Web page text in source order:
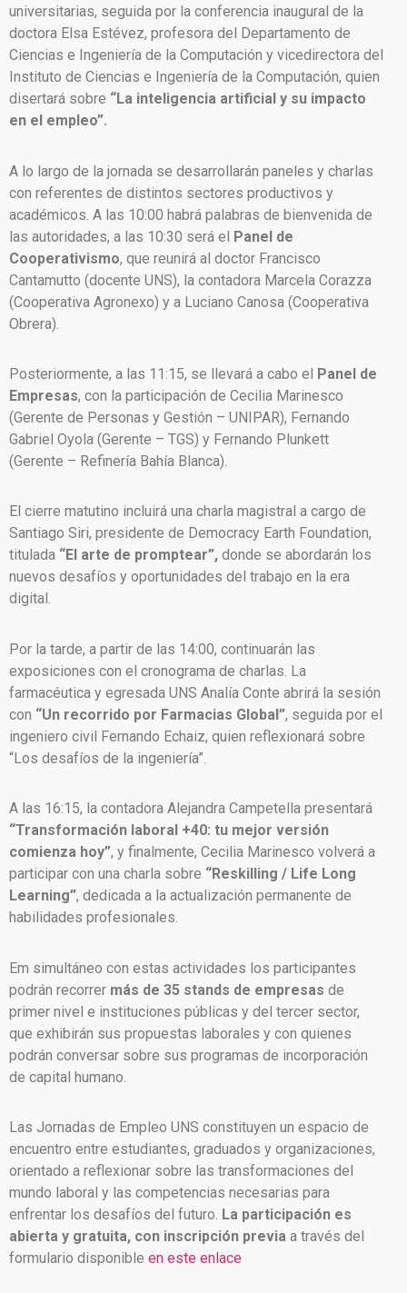
universitarias, seguida por la conferencia inaugural de la
doctora Elsa Estévez, profesora del Departamento de
Ciencias e Ingeniería de la Computación y vicedirectora del
Instituto de Ciencias e Ingeniería de la Computación, quien
disertará sobre “La inteligencia artificial y su impacto
en el empleo”.
A lo largo de la jornada se desarrollarán paneles y charlas
con referentes de distintos sectores productivos y
académicos. A las 10:00 habrá palabras de bienvenida de
las autoridades, a las 10:30 será el Panel de
Cooperativismo, que reunirá al doctor Francisco
Cantamutto (docente UNS), la contadora Marcela Corazza
(Cooperativa Agronexo) y a Luciano Canosa (Cooperativa
Obrera).
Posteriormente, a las 11:15, se llevará a cabo el Panel de
Empresas, con la participación de Cecilia Marinesco
(Gerente de Personas y Gestión – UNIPAR), Fernando
Gabriel Oyola (Gerente – TGS) y Fernando Plunkett
(Gerente – Refinería Bahía Blanca).
El cierre matutino incluirá una charla magistral a cargo de
Santiago Siri, presidente de Democracy Earth Foundation,
titulada “El arte de promptear”, donde se abordarán los
nuevos desafíos y oportunidades del trabajo en la era
digital.
Por la tarde, a partir de las 14:00, continuarán las
exposiciones con el cronograma de charlas. La
farmacéutica y egresada UNS Analía Conte abrirá la sesión
con “Un recorrido por Farmacias Global”, seguida por el
ingeniero civil Fernando Echaiz, quien reflexionará sobre
“Los desafíos de la ingeniería”.
A las 16:15, la contadora Alejandra Campetella presentará
“Transformación laboral +40: tu mejor versión
comienza hoy”, y finalmente, Cecilia Marinesco volverá a
participar con una charla sobre “Reskilling / Life Long
Learning”, dedicada a la actualización permanente de
habilidades profesionales.
Em simultáneo con estas actividades los participantes
podrán recorrer más de 35 stands de empresas de
primer nivel e instituciones públicas y del tercer sector,
que exhibirán sus propuestas laborales y con quienes
podrán conversar sobre sus programas de incorporación
de capital humano.
Las Jornadas de Empleo UNS constituyen un espacio de
encuentro entre estudiantes, graduados y organizaciones,
orientado a reflexionar sobre las transformaciones del
mundo laboral y las competencias necesarias para
enfrentar los desafíos del futuro. La participación es
abierta y gratuita, con inscripción previa a través del
formulario disponible en este enlace